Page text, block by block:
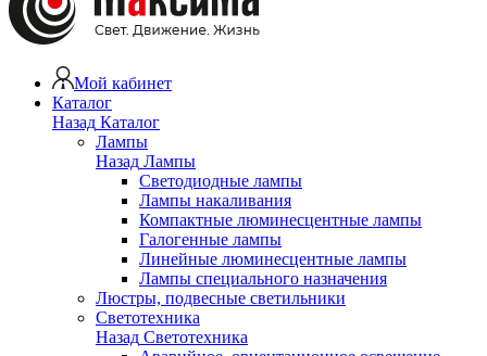
Мой кабинет
Каталог
Назад Каталог
Лампы
Назад Лампы
Светодиодные лампы
Лампы накаливания
Компактные люминесцентные лампы
Галогенные лампы
Линейные люминесцентные лампы
Лампы специального назначения
Люстры, подвесные светильники
Светотехника
Назад Светотехника